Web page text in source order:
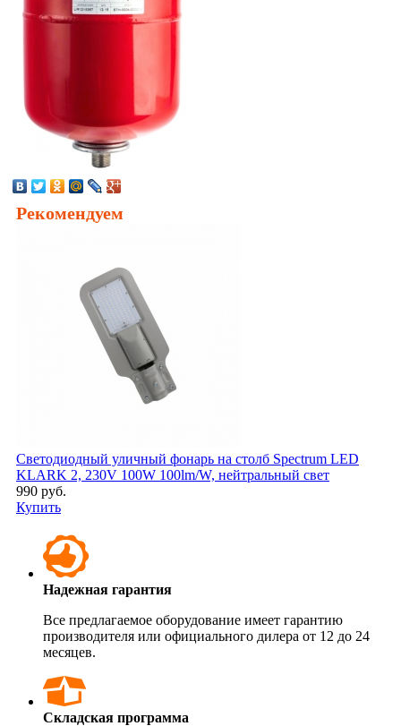
Рекомендуем
Светодиодный уличный фонарь на столб Spectrum LED
KLARK 2, 230V 100W 100lm/W, нейтральный свет
990 руб.
Купить
Надежная гарантия
Все предлагаемое оборудование имеет гарантию
производителя или официального дилера от 12 до 24
месяцев.
Складская программа